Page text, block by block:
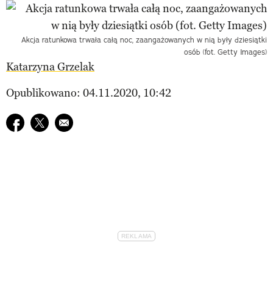
Akcja ratunkowa trwała całą noc, zaangażowanych w nią były dziesiątki
osób (fot. Getty Images)
Katarzyna Grzelak
Opublikowano: 04.11.2020, 10:42
Udostępnij na facebook
Udostępnij na twitter
E-mail do przyjaciela